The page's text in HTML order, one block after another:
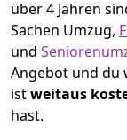
über 4 Jahren
Sachen Umzug,
und
Angebot und du
istweitaus
hast.